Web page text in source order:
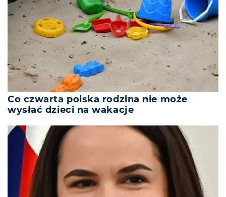
Co czwarta polska rodzina nie może
wysłać dzieci na wakacje